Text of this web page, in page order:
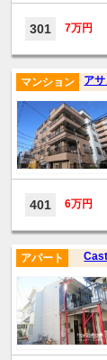
301 7万円
ア
マンション
401 6万円
アパート